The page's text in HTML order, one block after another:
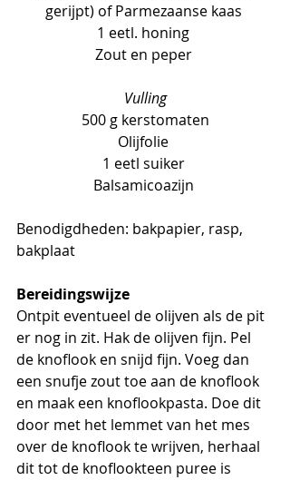
gerijpt) of Parmezaanse kaas
1 eetl. honing
Zout en peper
Vulling
500 g kerstomaten
Olijfolie
1 eetl suiker
Balsamicoazijn
Benodigdheden: bakpapier, rasp,
bakplaat
Bereidingswijze
Ontpit eventueel de olijven als de pit
er nog in zit. Hak de olijven fijn. Pel
de knoflook en snijd fijn. Voeg dan
een snufje zout toe aan de knoflook
en maak een knoflookpasta. Doe dit
door met het lemmet van het mes
over de knoflook te wrijven, herhaal
dit tot de knoflookteen puree is